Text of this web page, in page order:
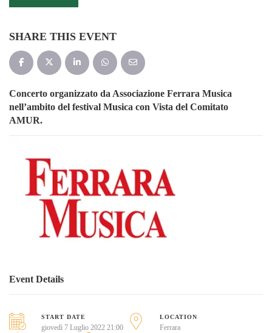
SHARE THIS EVENT
Concerto organizzato da Associazione Ferrara Musica
nell’ambito del festival Musica con Vista del Comitato
AMUR.
Event Details
START DATE
giovedì 7 Luglio 2022 21:00
LOCATION
Ferrara